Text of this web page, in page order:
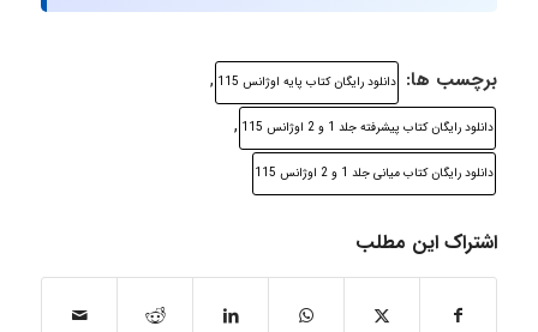
برچسب ها: دانلود رایگان کتاب پایه اوژانس 115 ,
دانلود رایگان کتاب پیشرفته جلد 1 و 2 اوژانس 115 ,
دانلود رایگان کتاب میانی جلد 1 و 2 اوژانس 115
اشتراک این مطلب